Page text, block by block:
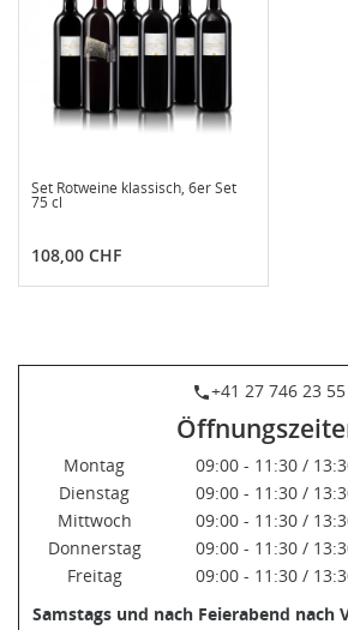
Set Rotweine klassisch, 6er Set
75 cl
Preis
108,00 CHF
phone+41 27 746 23 55
Montag
09:00 - 11:30 /
Dienstag
09:00 - 11:30 /
Mittwoch
09:00 - 11:30 /
Donnerstag
09:00 - 11:30 /
Freitag
09:00 - 11:30 /
Samstags und nach Feierabend nach